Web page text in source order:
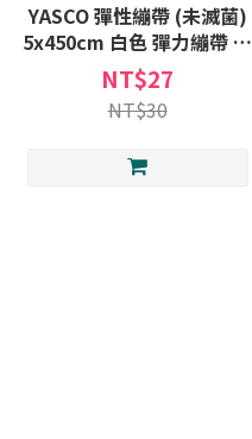
YASCO 彈性繃帶 (未滅菌)
5x450cm 白色 彈力繃帶 包
紮繃帶 彈力 彈性 包紮 繃帶
NT$27
NT$30